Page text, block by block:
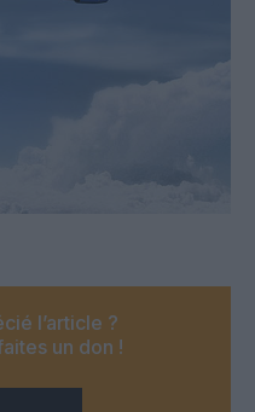
l’article ?
un don !